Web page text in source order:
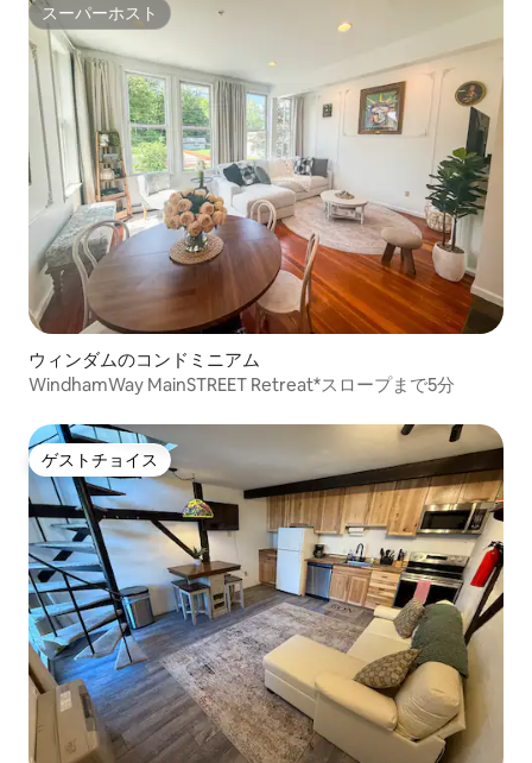
スーパーホスト
スーパーホスト
ウィンダムのコンドミニアム
WindhamWay MainSTREET Retreat*スロープまで5分
ゲストチョイス
ゲストチョイス